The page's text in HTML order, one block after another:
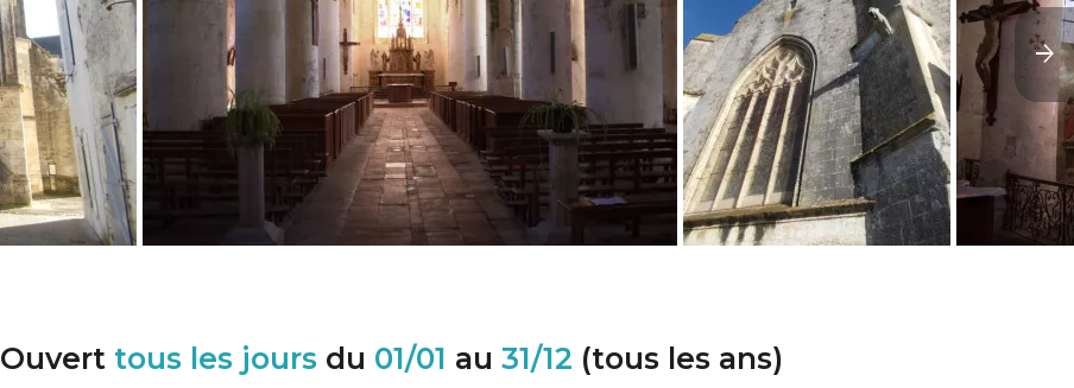
Ouvert tous les joursdu 01/01 au 31/12 (tous les ans)